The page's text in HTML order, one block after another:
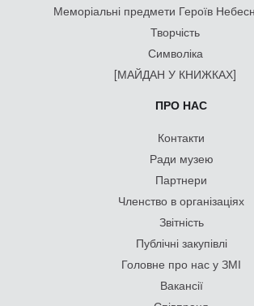
Меморіальні предмети Героїв
Творчість
Символіка
[МАЙДАН У КНИЖКАХ]
ПРО НАС
Контакти
Ради музею
Партнери
Членство в організаціях
Звітність
Публічні закупівлі
Головне про нас у ЗМІ
Вакансії